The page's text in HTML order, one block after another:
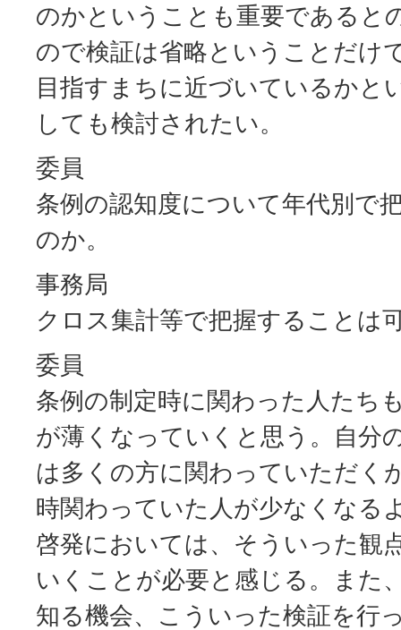
のかということも重要であると
ので検証は省略ということだけ
目指すまちに近づいているかと
しても検討されたい。
委員
条例の認知度について年代別で
のか。
事務局
クロス集計等で把握することは
委員
条例の制定時に関わった人たち
が薄くなっていくと思う。自分
は多くの方に関わっていただく
時関わっていた人が少なくなる
啓発においては、そういった観
いくことが必要と感じる。また
知る機会、こういった検証を行